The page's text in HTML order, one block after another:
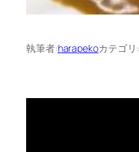
執筆者:harapekoカテゴリ: